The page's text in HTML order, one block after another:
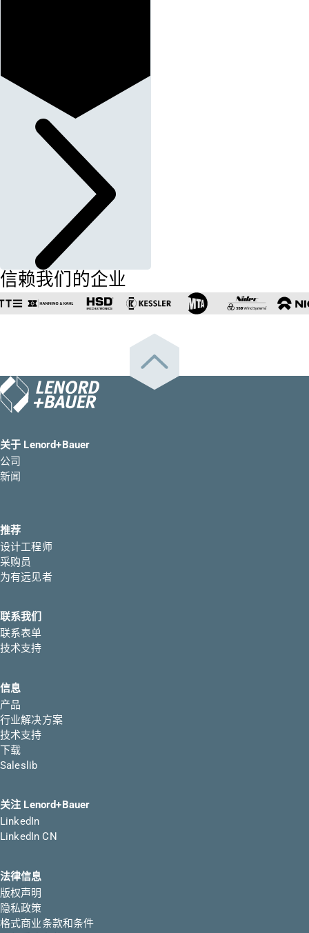
信赖我们的企业
关于 Lenord+Bauer
公司
新闻
推荐
设计工程师
采购员
为有远见者
联系我们
联系表单
技术支持
信息
产品
行业解决方案
技术支持
下载
Saleslib
关注 Lenord+Bauer
LinkedIn
LinkedIn CN
法律信息
版权声明
隐私政策
格式商业条款和条件